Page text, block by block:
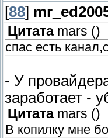
[88]
Цитата mars ()
спас есть
- У
заработает -
Цитата mars ()
В копилку мне